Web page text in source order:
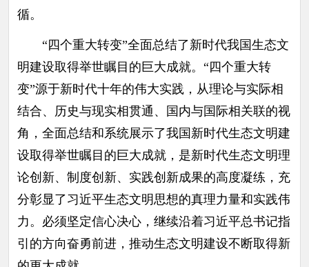
循。
“四个重大转变”全面总结了新时代我国生态文
明建设取得举世瞩目的巨大成就。“四个重大转
变”源于新时代十年的伟大实践，从理论与实际相
结合、历史与现实相贯通、国内与国际相关联的视
角，全面总结和系统展示了我国新时代生态文明建
设取得举世瞩目的巨大成就，是新时代生态文明理
论创新、制度创新、实践创新成果的高度凝练，充
分彰显了习近平生态文明思想的真理力量和实践伟
力。必须坚定信心决心，继续沿着习近平总书记指
引的方向奋勇前进，推动生态文明建设不断取得新